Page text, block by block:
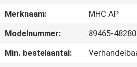
FABRIEKSREIS
Merknaam:
MHC AP
Modelnummer:
89465-48280
Min. bestelaantal: